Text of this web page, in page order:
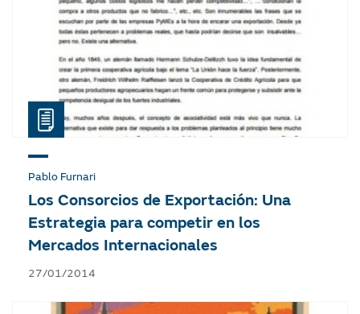
Pablo Furnari
Los Consorcios de Exportación: Una
Estrategia para competir en los
Mercados Internacionales
27/01/2014